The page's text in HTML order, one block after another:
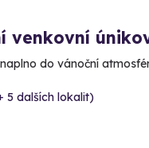
venkovní
do vánoční
5 dalších lokalit)